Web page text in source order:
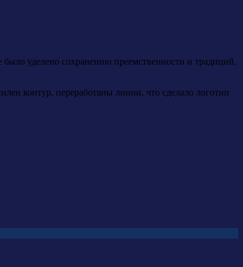
уделено сохранению преемственности и традиций,
контур, переработаны линии, что сделало логотип